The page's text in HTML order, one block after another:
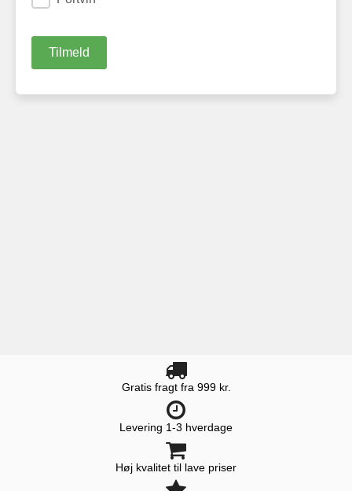
Gratis fragt fra 999 kr.
Levering 1-3 hverdage
Høj kvalitet til lave priser